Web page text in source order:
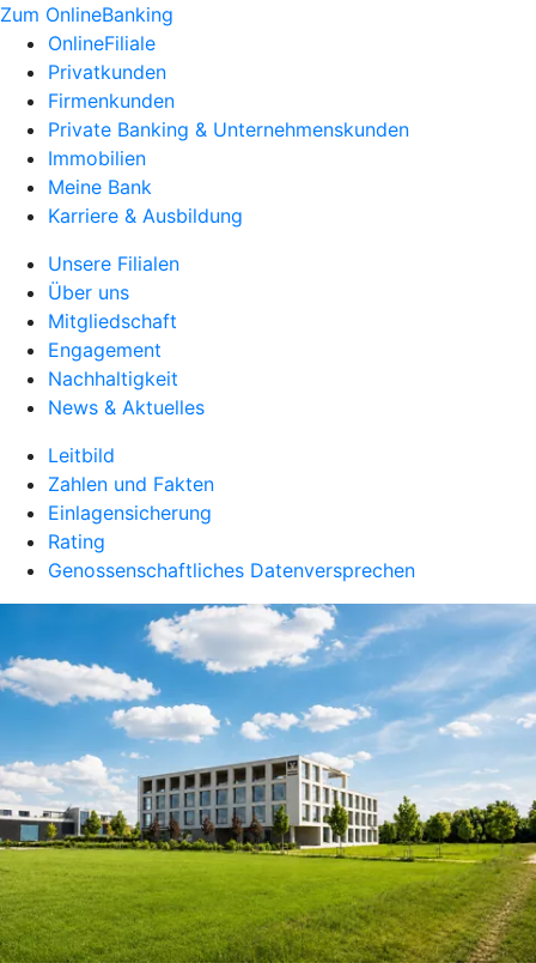
Zum OnlineBanking
OnlineFiliale
Privatkunden
Firmenkunden
Private Banking & Unternehmenskunden
Immobilien
Meine Bank
Karriere & Ausbildung
Unsere Filialen
Über uns
Mitgliedschaft
Engagement
Nachhaltigkeit
News & Aktuelles
Leitbild
Zahlen und Fakten
Einlagensicherung
Rating
Genossenschaftliches Datenversprechen